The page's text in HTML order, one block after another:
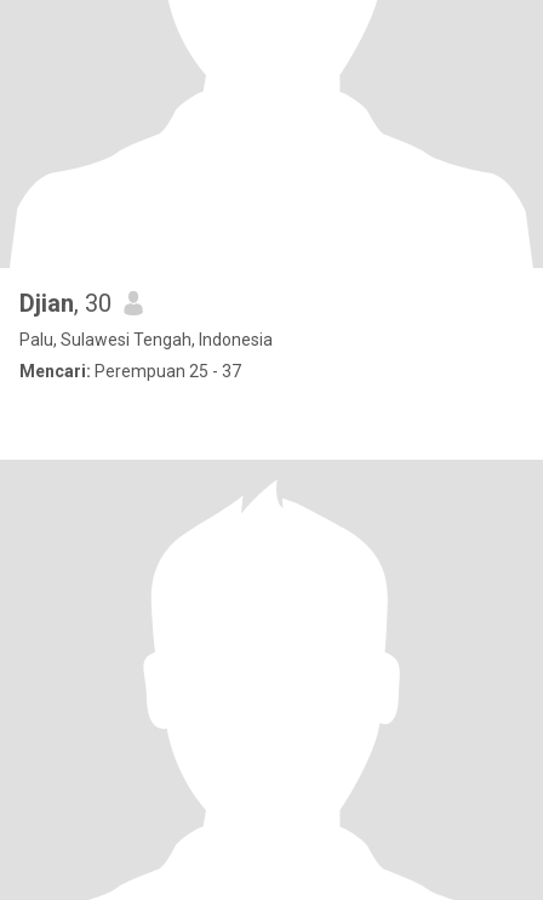
Djian, 30
Palu, Sulawesi Tengah, Indonesia
Mencari: Perempuan 25 - 37